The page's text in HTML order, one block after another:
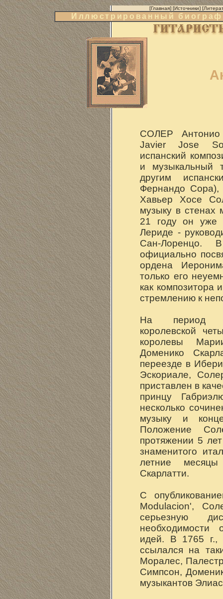
[Главная] [Источники] [
Иллюстрированный
СОЛЕР Антонио
Javier Jose
испанский
и музыкальный
другим
Фернандо Сора),
Хавьер Хосе
музыку в стенах
21 году он уже
Лериде -
Сан-
официально
ордена
только его
как композитора
стремлению к
На период
королевской
королевы
Доменико
переезде в
Эскориале,
приставлен в
принцу
несколько
музыку и
Положение
протяжении 5
знаменитого
летние
Скарлатти.
С
Modulacion',
серьезную
необходимости
идей. В 1765 г.,
ссылался на
Моралес,
Симпсон,
музыкантов